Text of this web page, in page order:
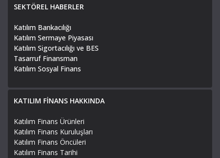
SEKTÖREL HABERLER
Katılım Bankacılığı
Katılım Sermaye Piyasası
Katılım Sigortacılığı ve BES
Tasarruf Finansman
Katılım Sosyal Finans
KATILIM FİNANS HAKKINDA
Katılım Finans Ürünleri
Katılım Finans Kuruluşları
Katılım Finans Öncüleri
Katılım Finans Tarihi